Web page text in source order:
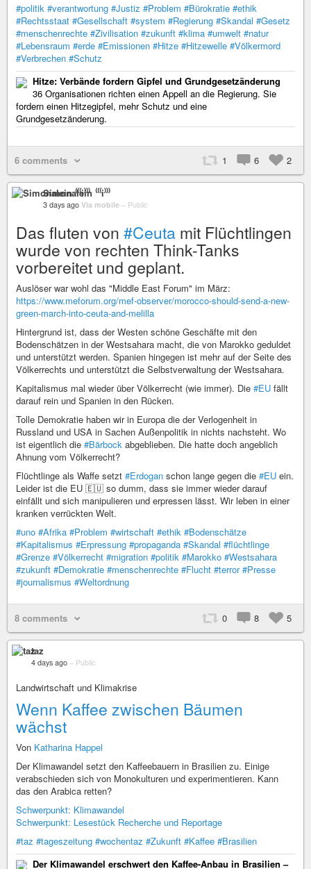
#politik #verantwortung #Justiz #Problem #Bürokratie #ethik
#Rechtsstaat #Gesellschaft #system #Regierung #Skandal #Gesetz
#menschenrechte #Zivilisation #zukunft #klima #umwelt #natur
#Lebensraum #erde #Emissionen #Hitze #Hitzewelle #Völkermord
#Verbrechen #Schutz
Hitze: Verbände fordern Gipfel und Grundgesetzänderung
36 Organisationen richten einen Appell an die Regierung. Sie
fordern einen Hitzegipfel, mehr Schutz und eine
Grundgesetzänderung.
6 comments 1 6 2
Simonalein ⁽⁽⁽i⁾⁾⁾
3 days ago Via mobile – Public
Das fluten von #Ceuta mit Flüchtlingen
wurde von rechten Think-Tanks
vorbereitet und geplant.
Auslöser war wohl das "Middle East Forum" im März:
https://www.meforum.org/mef-observer/morocco-should-send-a-new-
green-march-into-ceuta-and-melilla
Hintergrund ist, dass der Westen schöne Geschäfte mit den
Bodenschätzen in der Westsahara macht, die von Marokko geduldet
und unterstützt werden. Spanien hingegen ist mehr auf der Seite des
Völkerrechts und unterstützt die Selbstverwaltung der Westsahara.
Kapitalismus mal wieder über Völkerrecht (wie immer). Die #EU fällt
darauf rein und Spanien in den Rücken.
Tolle Demokratie haben wir in Europa die der Verlogenheit in
Russland und USA in Sachen Außenpolitik in nichts nachsteht. Wo
ist eigentlich die #Bärbock abgeblieben. Die hatte doch angeblich
Ahnung vom Völkerrecht?
Flüchtlinge als Waffe setzt #Erdogan schon lange gegen die #EU ein.
Leider ist die EU 🇪🇺 so dumm, dass sie immer wieder darauf
einfällt und sich manipulieren und erpressen lässt. Wir leben in einer
kranken verrückten Welt.
#uno #Afrika #Problem #wirtschaft #ethik #Bodenschätze
#Kapitalismus #Erpressung #propaganda #Skandal #flüchtlinge
#Grenze #Völkerrecht #migration #politik #Marokko #Westsahara
#zukunft #Demokratie #menschenrechte #Flucht #terror #Presse
#journalismus #Weltordnung
8 comments 0 8 5
taz
4 days ago – Public
Landwirtschaft und Klimakrise
Wenn Kaffee zwischen Bäumen
wächst
Von Katharina Happel
Der Klimawandel setzt den Kaffeebauern in Brasilien zu. Einige
verabschieden sich von Monokulturen und experimentieren. Kann
das den Arabica retten?
Schwerpunkt: Klimawandel
Schwerpunkt: Lesestück Recherche und Reportage
#taz #tageszeitung #wochentaz #Zukunft #Kaffee #Brasilien
Der Klimawandel erschwert den Kaffee-Anbau in Brasilien –